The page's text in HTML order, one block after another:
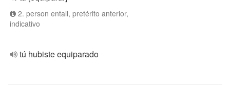
2. person entall, pretérito anterior,
indicativo
tú hubiste equiparado